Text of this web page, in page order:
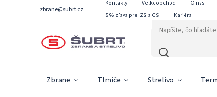
zbrane@subrt.cz
Kontakty Velkoobchod O nás
5 % zľava pre IZS a OS
Kariéra
Zbrane Tlmiče Strelivo